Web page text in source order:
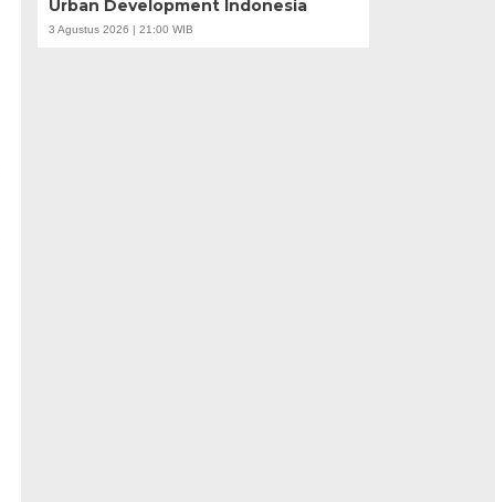
Urban Development Indonesia
3 Agustus 2026 | 21:00 WIB